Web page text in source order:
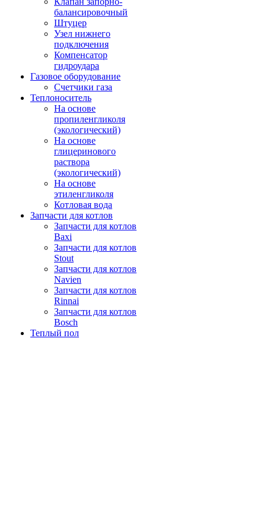
балансировочный
Штуцер
Узел нижнего
подключения
Компенсатор
гидроудара
Газовое оборудование
Счетчики газа
Теплоноситель
На основе
пропиленгликоля
(экологический)
На основе
глицеринового
раствора
(экологический)
На основе
этиленгликоля
Котловая вода
Запчасти для котлов
Запчасти для котлов
Baxi
Запчасти для котлов
Stout
Запчасти для котлов
Navien
Запчасти для котлов
Rinnai
Запчасти для котлов
Bosch
Теплый пол